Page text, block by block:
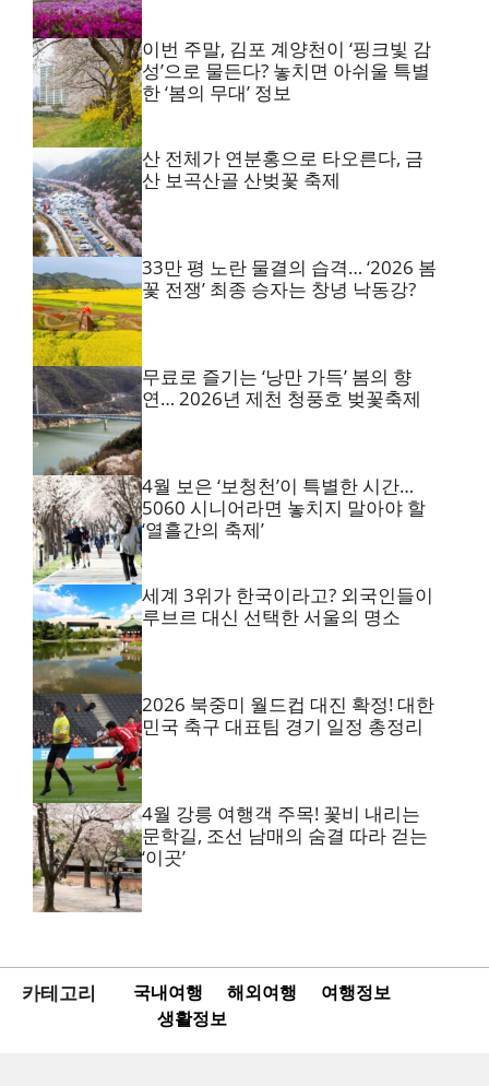
이번 주말, 김포 계양천이 ‘핑크빛 감
성’으로 물든다? 놓치면 아쉬울 특별
한 ‘봄의 무대’ 정보
산 전체가 연분홍으로 타오른다, 금
산 보곡산골 산벚꽃 축제
33만 평 노란 물결의 습격… ‘2026 봄
꽃 전쟁’ 최종 승자는 창녕 낙동강?
무료로 즐기는 ‘낭만 가득’ 봄의 향
연… 2026년 제천 청풍호 벚꽃축제
4월 보은 ‘보청천’이 특별한 시간…
5060 시니어라면 놓치지 말아야 할
‘열흘간의 축제’
세계 3위가 한국이라고? 외국인들이
루브르 대신 선택한 서울의 명소
2026 북중미 월드컵 대진 확정! 대한
민국 축구 대표팀 경기 일정 총정리
4월 강릉 여행객 주목! 꽃비 내리는
문학길, 조선 남매의 숨결 따라 걷는
‘이곳’
카테고리 국내여행 해외여행
여행정보
생활정보